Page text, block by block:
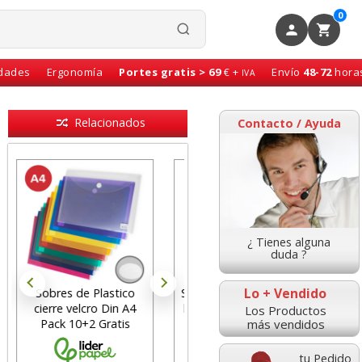
0
Ergonomía Portes gratis > 69€ + IVA Envío 48-72
Contacto / Ayuda
¿ Tienes alguna
duda ?
Lo + Vendido
Los Productos
más vendidos
tu Pedido
Relacionados
Sobres de Plastico
cierre velcro Din A4
Pack 10+2 Gratis
Sobres plástico broche
botón A4 Multitaladro
Pack 5 Colores